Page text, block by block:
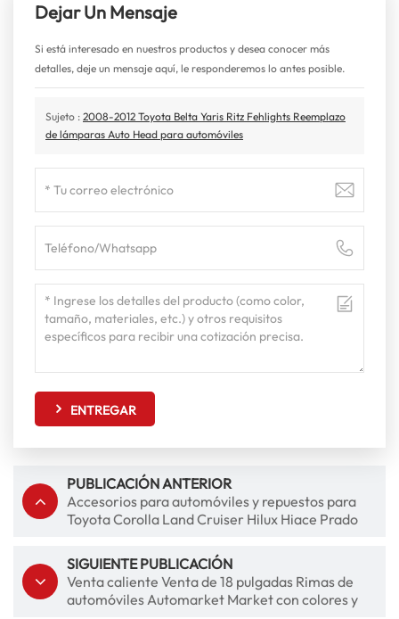
Dejar Un Mensaje
Si está interesado en nuestros productos y desea conocer más
detalles, deje un mensaje aquí, le responderemos lo antes posible.
Sujeto : 2008-2012 Toyota Belta Yaris Ritz Fehlights Reemplazo
de lámparas Auto Head para automóviles
ENTREGAR
PUBLICACIÓN ANTERIOR
Accesorios para automóviles y repuestos para
Toyota Corolla Land Cruiser Hilux Hiace Prado
SIGUIENTE PUBLICACIÓN
Venta caliente Venta de 18 pulgadas Rimas de
automóviles Automarket Market con colores y